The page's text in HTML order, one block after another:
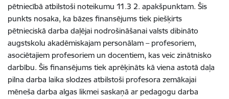
pētniecībā atbilstoši noteikumu 11.3 2. apakšpunktam. Šis
punkts nosaka, ka bāzes finansējums tiek piešķirts
pētnieciskā darba daļējai nodrošināšanai valsts dibināto
augstskolu akadēmiskajam personālam – profesoriem,
asociētajiem profesoriem un docentiem, kas veic zinātnisko
darbību. Šis finansējums tiek aprēķināts kā viena astotā daļa
pilna darba laika slodzes atbilstoši profesora zemākajai
mēneša darba algas likmei saskaņā ar pedagogu darba